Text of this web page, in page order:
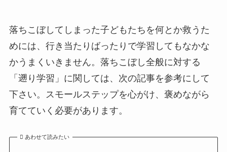
落ちこぼしてしまった子どもたちを何とか救うた
めには、行き当たりばったりで学習してもなかな
かうまくいきません。落ちこぼし全般に対する
「遡り学習」に関しては、次の記事を参考にして
下さい。スモールステップを心がけ、褒めながら
育てていく必要があります。
あわせて読みたい